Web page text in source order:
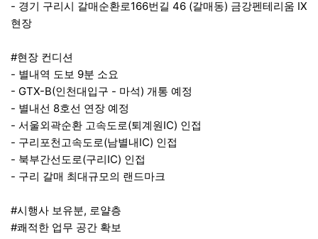
- 경기 구리시 갈매순환로166번길 46 (갈매동) 금강펜테리움 IX
현장
#현장 컨디션
- 별내역 도보 9분 소요
- GTX-B(인천대입구 - 마석) 개통 예정
- 별내선 8호선 연장 예정
- 서울외곽순환 고속도로(퇴계원 IC) 인접
- 구리포천고속도로(남별내 IC) 인접
- 북부간선도로(구리 IC) 인접
- 구리 갈매 최대규모의 랜드마크
#시행사 보유분, 로얄층
#쾌적한 업무 공간 확보